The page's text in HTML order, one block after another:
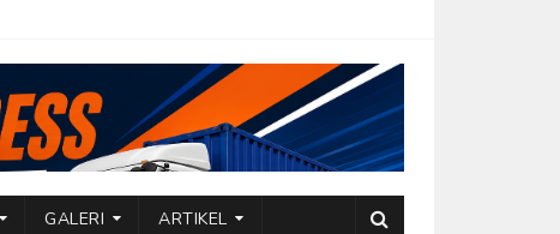
GALERI ARTIKEL